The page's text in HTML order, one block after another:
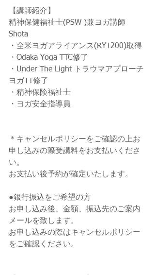
【講師紹介】
精神保健福祉士(PSW )兼ヨガ講師
Shota
・全米ヨガアライアンス(RYT200)取得
・Odaka Yoga TTC修了
・Under The Light トラウマアプローチ
ヨガTT修了
・精神保険福祉士
・ヨガ安全指導員
＊キャンセルポリシーをご確認の上お
申し込みの際受講料をお支払いくださ
い。
お支払い後予約が確定いたします。
●銀行振込をご希望の方
お申し込み後、金額、振込先のご案内
メールを致します。
お申し込みの際はキャンセルポリシー
をご確認ください。